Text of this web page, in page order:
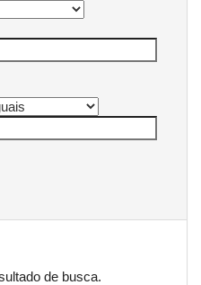
de busca.